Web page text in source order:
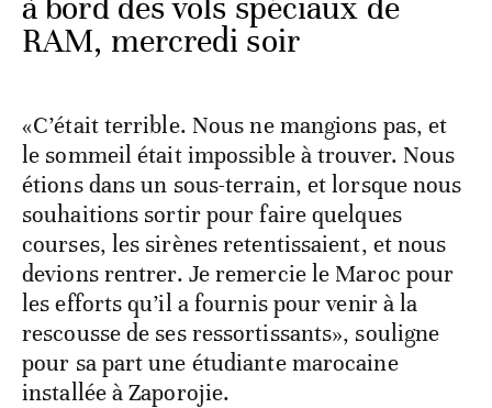
RAM, mercredi soir
«C’était terrible. Nous ne mangions pas, et
le sommeil était impossible à trouver. Nous
étions dans un sous-terrain, et lorsque nous
souhaitions sortir pour faire quelques
courses, les sirènes retentissaient, et nous
devions rentrer. Je remercie le Maroc pour
les efforts qu’il a fournis pour venir à la
rescousse de ses ressortissants», souligne
pour sa part une étudiante marocaine
installée à Zaporojie.